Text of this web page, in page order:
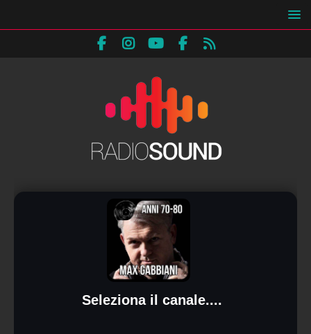
Seleziona il canale....